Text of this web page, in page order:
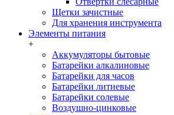
Щетки зачистные
Для хранения инструмента
Элементы питания
+
Аккумуляторы бытовые
Батарейки алкалиновые
Батарейки для часов
Батарейки литиевые
Батарейки солевые
Воздушно-цинковые